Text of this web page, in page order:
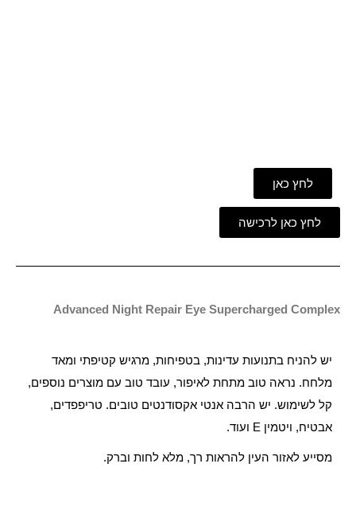
לחץ כאן
לחץ כאן לרכישה
Advanced Night Repair Eye Supercharged Complex
יש להניח בתנועות עדינות, בטפיחות, מרגיש קטיפתי ומאד
מלחח. נראה טוב מתחת לאיפור, עובד טוב עם מוצרים נוספים,
קל לשימוש. יש הרבה אנטי אקסודנטים טובים. טריפפדים,
אבטיח, ויטמין E ועוד.
מסייע לאזור העין להראות רך, מלא לחות וברק.